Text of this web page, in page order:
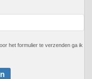
het formulier te verzenden ga ik